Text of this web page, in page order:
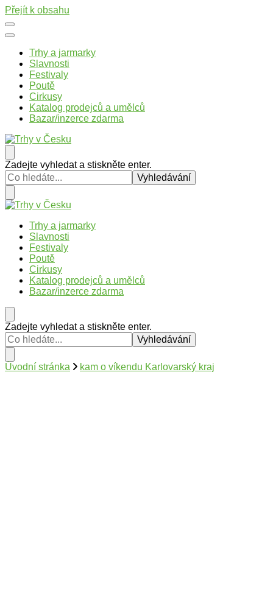
Přejít k obsahu
Trhy a jarmarky
Slavnosti
Festivaly
Poutě
Cirkusy
Katalog prodejců a umělců
Bazar/inzerce zdarma
Trhy v Česku
Trhy, jarmarky, slavnosti a poutě v České republice
Hledáte
něco
?
Zadejte vyhledat a stiskněte enter.
Trhy v Česku
Trhy, jarmarky, slavnosti a poutě v České republice
Trhy a jarmarky
Slavnosti
Festivaly
Poutě
Cirkusy
Katalog prodejců a umělců
Bazar/inzerce zdarma
Hledáte
něco
?
Zadejte vyhledat a stiskněte enter.
Úvodní stránka kam o víkendu Karlovarský kraj